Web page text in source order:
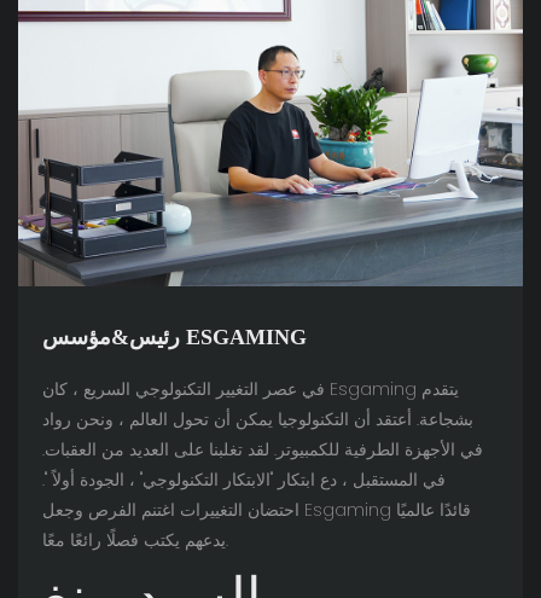
رئيس&مؤسس ESGAMING
في عصر التغيير التكنولوجي السريع ، كان Esgaming يتقدم
بشجاعة. أعتقد أن التكنولوجيا يمكن أن تحول العالم ، ونحن رواد
في الأجهزة الطرفية للكمبيوتر. لقد تغلبنا على العديد من العقبات.
في المستقبل ، دع ابتكار "الابتكار التكنولوجي" ، الجودة أولاً ".
احتضان التغييرات اغتنم الفرص وجعل Esgaming قائدًا عالميًا
يدعهم يكتب فصلًا رائعًا معًا.